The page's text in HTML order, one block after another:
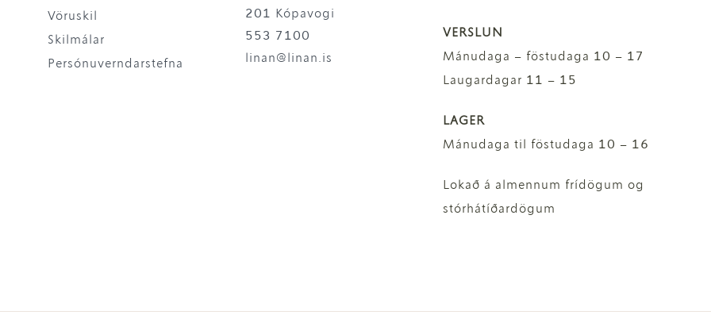
Vöruskil
Skilmálar
Persónuverndarstefna
201 Kópavogi
553 7100
linan@linan.is
VERSLUN
Mánudaga – föstudaga 10 – 17
Laugardagar 11 – 15
LAGER
Mánudaga til föstudaga 10 – 16
Lokað á almennum frídögum og
stórhátíðardögum